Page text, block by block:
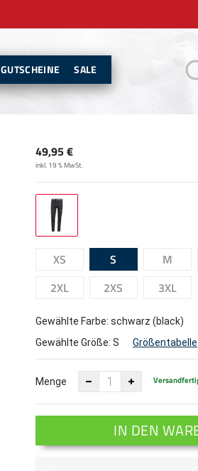
GUTSCHEINE SALE
49,95€
inkl. 19 % MwSt.
XS S M
2XL
2XS 3XL
Gewählte Farbe: schwarz (black)
Gewählte Größe: S Größentabelle
Menge
IN DEN